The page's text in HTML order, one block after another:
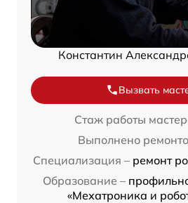
Константин
Вызвать
Стаж работы
Выполнено
Специализация – ремонт
Образование –
«Мехатроника и